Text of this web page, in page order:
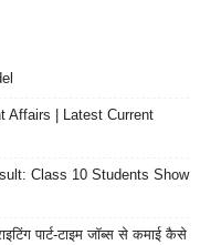
Affairs | Latest Current
Class 10 Students Show
पार्ट-टाइम जॉब्स से कमाई कैसे